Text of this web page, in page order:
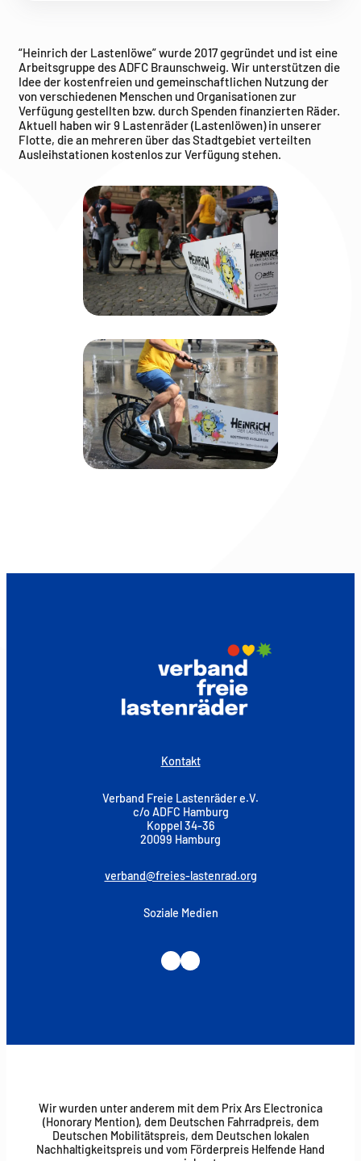
“Heinrich der Lastenlöwe” wurde 2017 gegründet und ist eine
Arbeitsgruppe des ADFC Braunschweig. Wir unterstützen die
Idee der kostenfreien und gemeinschaftlichen Nutzung der
von verschiedenen Menschen und Organisationen zur
Verfügung gestellten bzw. durch Spenden finanzierten Räder.
Aktuell haben wir 9 Lastenräder (Lastenlöwen) in unserer
Flotte, die an mehreren über das Stadtgebiet verteilten
Ausleihstationen kostenlos zur Verfügung stehen.
Kontakt
Verband Freie Lastenräder e.V.
c/o ADFC Hamburg
Koppel 34-36
20099 Hamburg
verband@freies-lastenrad.org
Soziale Medien
InstagramLinkedIn
Wir wurden unter anderem mit dem Prix Ars Electronica
(Honorary Mention), dem Deutschen Fahrradpreis, dem
Deutschen Mobilitätspreis, dem Deutschen lokalen
Nachhaltigkeitspreis und vom Förderpreis Helfende Hand